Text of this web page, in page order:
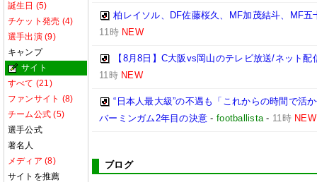
誕生日 (5)
チケット発売 (4)
選手出演 (9)
キャンプ
サイト
すべて (21)
ファンサイト (8)
チーム公式 (5)
選手公式
著名人
メディア (8)
サイトを推薦
柏レイソル、DF佐藤桜久、MF加茂結斗、MF五
11時 NEW
【8月8日】C大阪vs岡山のテレビ放送/ネット
11時 NEW
“日本人最大級”の不遇も「これからの時間で活
バーミンガム2年目の決意 -footballista- 11時 NEW
ブログ